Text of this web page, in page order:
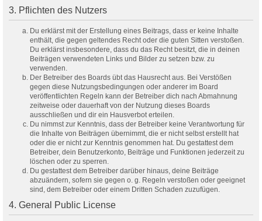
3. Pflichten des Nutzers
Du erklärst mit der Erstellung eines Beitrags, dass er keine Inhalte
enthält, die gegen geltendes Recht oder die guten Sitten verstoßen.
Du erklärst insbesondere, dass du das Recht besitzt, die in deinen
Beiträgen verwendeten Links und Bilder zu setzen bzw. zu
verwenden.
Der Betreiber des Boards übt das Hausrecht aus. Bei Verstößen
gegen diese Nutzungsbedingungen oder anderer im Board
veröffentlichten Regeln kann der Betreiber dich nach Abmahnung
zeitweise oder dauerhaft von der Nutzung dieses Boards
ausschließen und dir ein Hausverbot erteilen.
Du nimmst zur Kenntnis, dass der Betreiber keine Verantwortung für
die Inhalte von Beiträgen übernimmt, die er nicht selbst erstellt hat
oder die er nicht zur Kenntnis genommen hat. Du gestattest dem
Betreiber, dein Benutzerkonto, Beiträge und Funktionen jederzeit zu
löschen oder zu sperren.
Du gestattest dem Betreiber darüber hinaus, deine Beiträge
abzuändern, sofern sie gegen o. g. Regeln verstoßen oder geeignet
sind, dem Betreiber oder einem Dritten Schaden zuzufügen.
4. General Public License